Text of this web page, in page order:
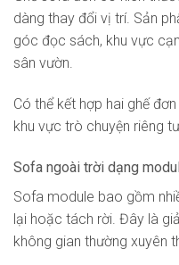
dàng thay đổi vị trí. Sản
góc đọc sách, khu vực
sân vườn.
Có thể kết hợp hai ghế
khu vực trò chuyện riêng
Sofa ngoài trời dạng
Sofa module bao gồm
lại hoặc tách rời. Đây là
không gian thường xuyên